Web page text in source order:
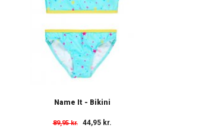
Name It - Bikini
89,95 kr. 44,95 kr.